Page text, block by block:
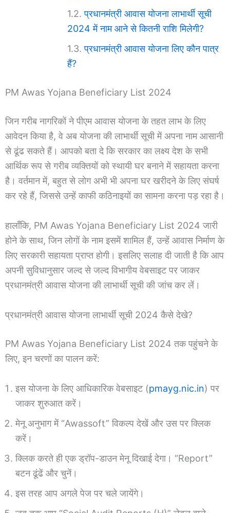
प्रधानमंत्री आवास योजना लाभार्थी सूची
2024 में नाम आने से कितनी राशि मिलेगी?
प्रधानमंत्री आवास योजना लिए कौन पात्र
हैं?
PM Awas Yojana Beneficiary List 2024
जिन गरीब नागरिकों ने पीएम आवास योजना के तहत लाभ के लिए
आवेदन किया है, वे अब योजना की लाभार्थी सूची में अपना नाम आसानी
से ढूंढ सकते हैं। आपको बता दे कि सरकार का लक्ष्य देश के सभी
आर्थिक रूप से गरीब व्यक्तियों को स्थायी घर बनाने में सहायता करना
है। वर्तमान में, बहुत से लोग अभी भी अपना घर खरीदने के लिए संघर्ष
कर रहे हैं, जिससे उन्हें काफी कठिनाइयों का सामना करना पड़ रहा है।
हालाँकि, PM Awas Yojana Beneficiary List 2024 जारी
होने के साथ, जिन लोगों के नाम इसमें शामिल हैं, उन्हें आवास निर्माण के
लिए सरकारी सहायता प्राप्त होगी। इसलिए सलाह दी जाती है कि आप
अपनी सुविधानुसार जल्द से जल्द विभागीय वेबसाइट पर जाकर
प्रधानमंत्री आवास योजना की लाभार्थी सूची की जांच कर लें।
प्रधानमंत्री आवास योजना लाभार्थी सूची 2024 कैसे देखे?
PM Awas Yojana Beneficiary List 2024 तक पहुंचने के
लिए, इन चरणों का पालन करें:
इस योजना के लिए आधिकारिक वेबसाइट (pmayg.nic.in) पर
जाकर शुरुआत करें।
मेनू अनुभाग में “Awassoft” विकल्प देखें और उस पर क्लिक
करें।
क्लिक करते ही एक ड्रॉप-डाउन मेनू दिखाई देगा। “Report”
बटन ढूंढें और चुनें।
इस तरह आप अगले पेज पर चले जायेंगे।